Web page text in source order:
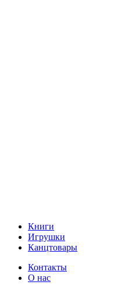
Книги
Игрушки
Канцтовары
Контакты
О нас